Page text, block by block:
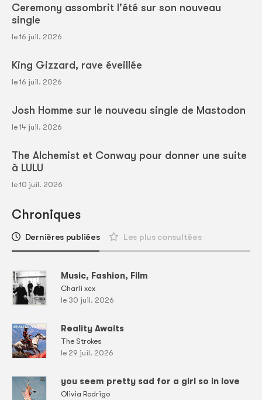
Ceremony assombrit l'été sur son nouveau
single
le 16 juil. 2026
King Gizzard, rave éveillée
le 16 juil. 2026
Josh Homme sur le nouveau single de Mastodon
le 14 juil. 2026
The Alchemist et Conway pour donner une suite
à LULU
le 10 juil. 2026
Chroniques
Dernières publiées Les plus consultées
Music, Fashion, Film
Charli xcx
le 30 juil. 2026
Reality Awaits
The Strokes
le 29 juil. 2026
you seem pretty sad for a girl so in love
Olivia Rodrigo